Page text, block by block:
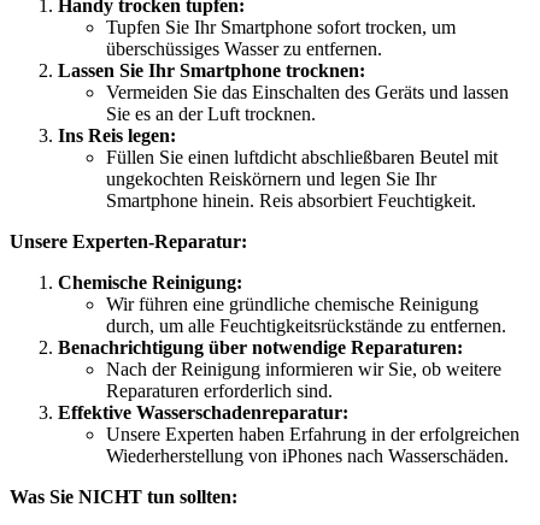
Handy trocken tupfen:
Tupfen Sie Ihr Smartphone sofort trocken, um
überschüssiges Wasser zu entfernen.
Lassen Sie Ihr Smartphone trocknen:
Vermeiden Sie das Einschalten des Geräts und lassen
Sie es an der Luft trocknen.
Ins Reis legen:
Füllen Sie einen luftdicht abschließbaren Beutel mit
ungekochten Reiskörnern und legen Sie Ihr
Smartphone hinein. Reis absorbiert Feuchtigkeit.
Unsere Experten-Reparatur:
Chemische Reinigung:
Wir führen eine gründliche chemische Reinigung
durch, um alle Feuchtigkeitsrückstände zu entfernen.
Benachrichtigung über notwendige Reparaturen:
Nach der Reinigung informieren wir Sie, ob weitere
Reparaturen erforderlich sind.
Effektive Wasserschadenreparatur:
Unsere Experten haben Erfahrung in der erfolgreichen
Wiederherstellung von iPhones nach Wasserschäden.
Was Sie NICHT tun sollten: